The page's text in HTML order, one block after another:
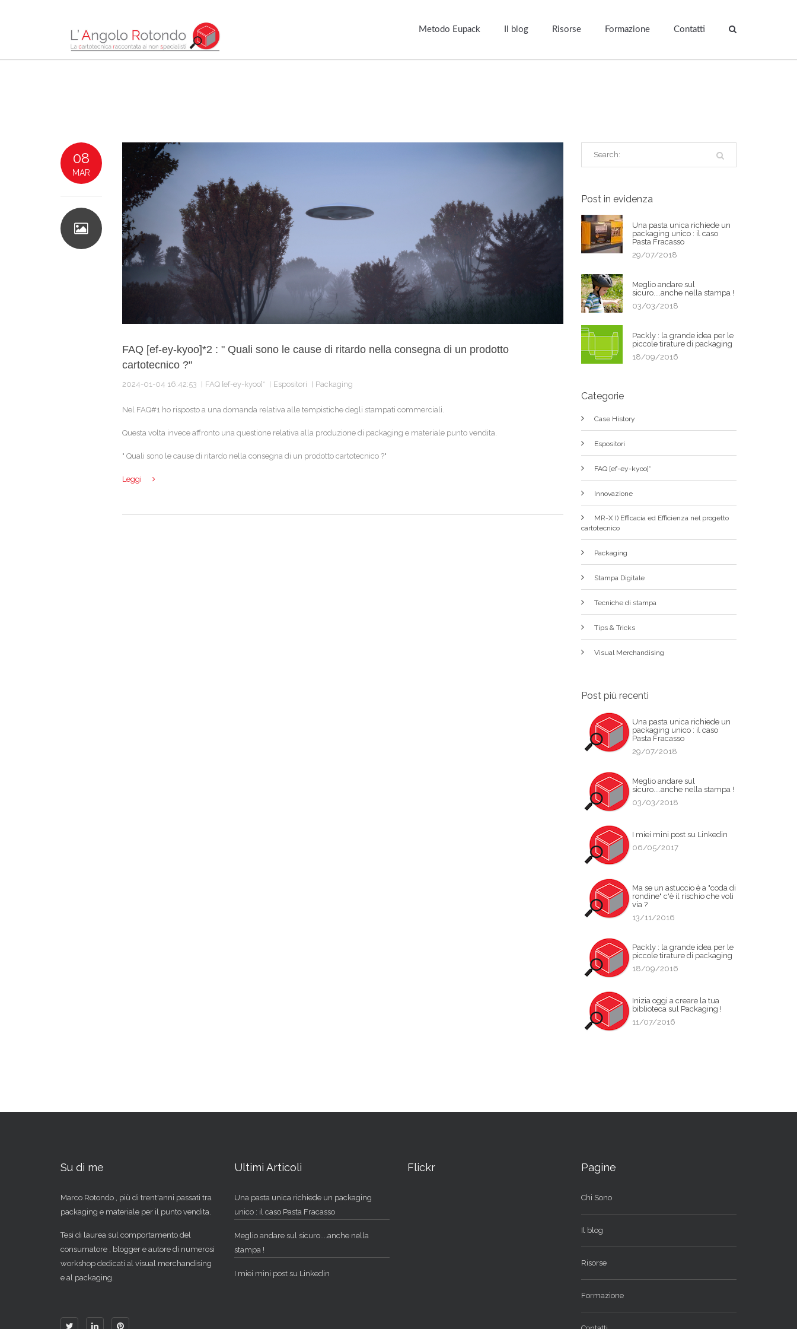
Metodo Eupack Il blog Risorse Formazione Contatti
08
MAR
FAQ [ef-ey-kyoo]*2 : " Quali sono le cause di ritardo nella consegna di un prodotto
cartotecnico ?"
2024-01-04 16:42:53 FAQ [ef-ey-kyoo]* Espositori Packaging
Nel FAQ#1 ho risposto a una domanda relativa alle tempistiche degli stampati commerciali.
Questa volta invece affronto una questione relativa alla produzione di packaging e materiale punto vendita.
" Quali sono le cause di ritardo nella consegna di un prodotto cartotecnico ?"
Leggi
Post in evidenza
Una pasta unica richiede un
packaging unico : il caso
Pasta Fracasso
29/07/2018
Meglio andare sul
sicuro....anche nella stampa !
03/03/2018
Packly : la grande idea per le
piccole tirature di packaging
18/09/2016
Categorie
Case History
Espositori
FAQ [ef-ey-kyoo]*
Innovazione
MR-X I) Efficacia ed Efficienza nel progetto
cartotecnico
Packaging
Stampa Digitale
Tecniche di stampa
Tips & Tricks
Visual Merchandising
Post più recenti
Una pasta unica richiede un
packaging unico : il caso
Pasta Fracasso
29/07/2018
Meglio andare sul
sicuro....anche nella stampa !
03/03/2018
I miei mini post su Linkedin
06/05/2017
Ma se un astuccio è a "coda di
rondine" c'è il rischio che voli
via ?
13/11/2016
Packly : la grande idea per le
piccole tirature di packaging
18/09/2016
Inizia oggi a creare la tua
biblioteca sul Packaging !
11/07/2016
Su di me
Marco Rotondo , più di trent'anni passati tra
packaging e materiale per il punto vendita.
Tesi di laurea sul comportamento del
consumatore , blogger e autore di numerosi
workshop dedicati al visual merchandising
e al packaging.
Ultimi Articoli
Una pasta unica richiede un packaging
unico : il caso Pasta Fracasso
Meglio andare sul sicuro....anche nella
stampa !
I miei mini post su Linkedin
Flickr Pagine
Chi Sono
Il blog
Risorse
Formazione